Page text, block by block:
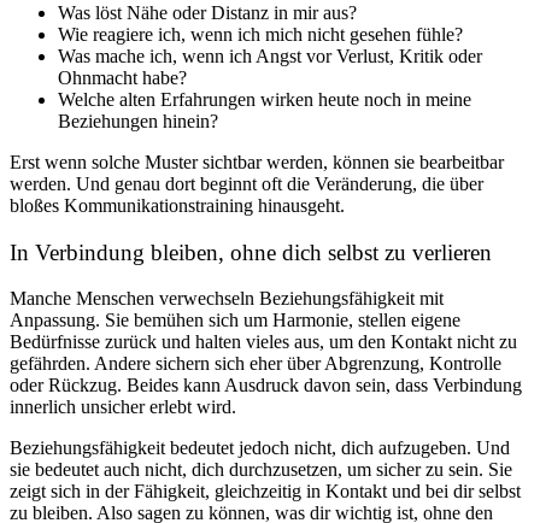
Was löst Nähe oder Distanz in mir aus?
Wie reagiere ich, wenn ich mich nicht gesehen fühle?
Was mache ich, wenn ich Angst vor Verlust, Kritik oder
Ohnmacht habe?
Welche alten Erfahrungen wirken heute noch in meine
Beziehungen hinein?
Erst wenn solche Muster sichtbar werden, können sie bearbeitbar
werden. Und genau dort beginnt oft die Veränderung, die über
bloßes Kommunikationstraining hinausgeht.
In Verbindung bleiben, ohne dich selbst zu verlieren
Manche Menschen verwechseln Beziehungsfähigkeit mit
Anpassung. Sie bemühen sich um Harmonie, stellen eigene
Bedürfnisse zurück und halten vieles aus, um den Kontakt nicht zu
gefährden. Andere sichern sich eher über Abgrenzung, Kontrolle
oder Rückzug. Beides kann Ausdruck davon sein, dass Verbindung
innerlich unsicher erlebt wird.
Beziehungsfähigkeit bedeutet jedoch nicht, dich aufzugeben. Und
sie bedeutet auch nicht, dich durchzusetzen, um sicher zu sein. Sie
zeigt sich in der Fähigkeit, gleichzeitig in Kontakt und bei dir selbst
zu bleiben. Also sagen zu können, was dir wichtig ist, ohne den